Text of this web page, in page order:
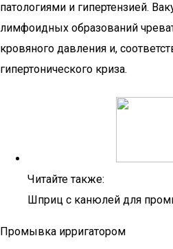
патологиями и гипертензией.
лимфоидных образований
кровяного давления и,
гипертонического криза.
Читайте также:
Шприц с канюлей для
Промывка ирригатором